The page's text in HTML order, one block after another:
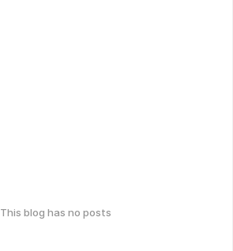
This blog has no posts